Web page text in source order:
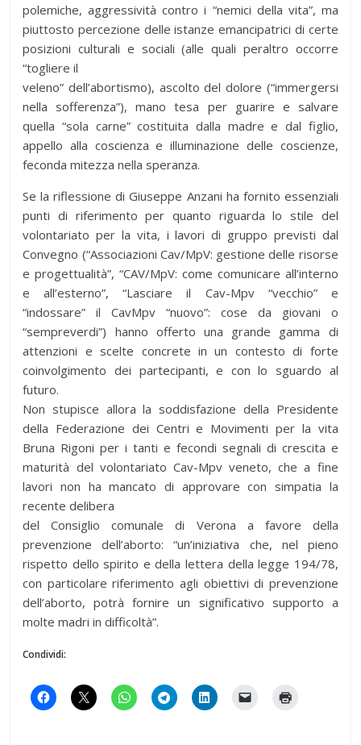
polemiche, aggressività contro i “nemici della vita”, ma
piuttosto percezione delle istanze emancipatrici di certe
posizioni culturali e sociali (alle quali peraltro occorre
“togliere il
veleno” dell’abortismo), ascolto del dolore (“immergersi
nella sofferenza”), mano tesa per guarire e salvare
quella “sola carne” costituita dalla madre e dal figlio,
appello alla coscienza e illuminazione delle coscienze,
feconda mitezza nella speranza.
Se la riflessione di Giuseppe Anzani ha fornito essenziali
punti di riferimento per quanto riguarda lo stile del
volontariato per la vita, i lavori di gruppo previsti dal
Convegno (“Associazioni Cav/MpV: gestione delle risorse
e progettualità”, “CAV/MpV: come comunicare all’interno
e all’esterno”, “Lasciare il Cav-Mpv “vecchio” e
“indossare” il CavMpv “nuovo”: cose da giovani o
“sempreverdi”) hanno offerto una grande gamma di
attenzioni e scelte concrete in un contesto di forte
coinvolgimento dei partecipanti, e con lo sguardo al
futuro.
Non stupisce allora la soddisfazione della Presidente
della Federazione dei Centri e Movimenti per la vita
Bruna Rigoni per i tanti e fecondi segnali di crescita e
maturità del volontariato Cav-Mpv veneto, che a fine
lavori non ha mancato di approvare con simpatia la
recente delibera
del Consiglio comunale di Verona a favore della
prevenzione dell’aborto: “un’iniziativa che, nel pieno
rispetto dello spirito e della lettera della legge 194/78,
con particolare riferimento agli obiettivi di prevenzione
dell’aborto, potrà fornire un significativo supporto a
molte madri in difficoltà”.
Condividi: